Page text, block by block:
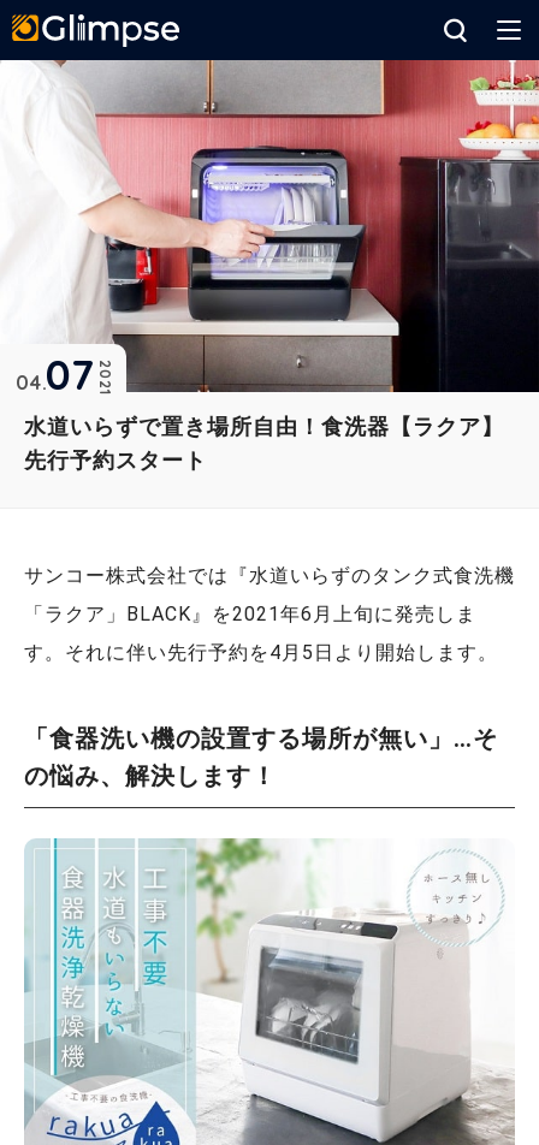
水道いらずで置き場所自由！食洗器【ラクア】
先行予約スタート
2021
04 07
サンコー株式会社では『水道いらずのタンク式食洗機
「ラクア」BLACK』を2021年6月上旬に発売しま
す。それに伴い先行予約を4月5日より開始します。
「食器洗い機の設置する場所が無い」…そ
の悩み、解決します！